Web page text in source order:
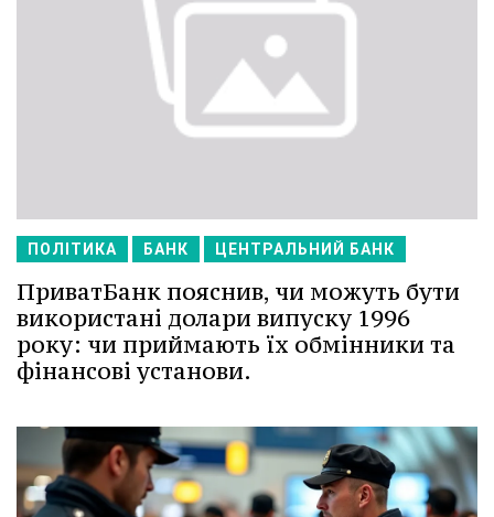
ПОЛІТИКА БАНК ЦЕНТРАЛЬНИЙ БАНК
ПриватБанк пояснив, чи можуть бути
використані долари випуску 1996
року: чи приймають їх обмінники та
фінансові установи.